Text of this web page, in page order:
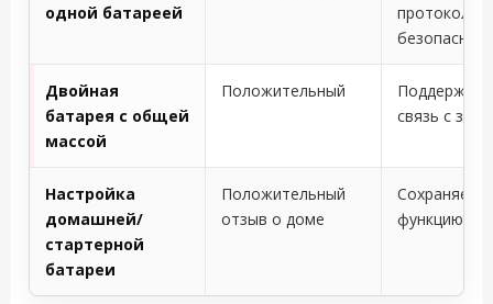
одной батареей
протокол
Двойная
батарея с общей
массой
Положительный
связь с
Настройка
домашней/
стартерной
батареи
Положительный
отзыв о доме
Сохраняет
функцию